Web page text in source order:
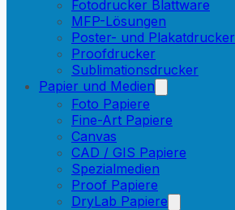
Fotodrucker Blattware
MFP-Lösungen
Poster- und Plakatdrucker
Proofdrucker
Sublimationsdrucker
Papier und Medien
Foto Papiere
Fine-Art Papiere
Canvas
CAD / GIS Papiere
Spezialmedien
Proof Papiere
DryLab Papiere